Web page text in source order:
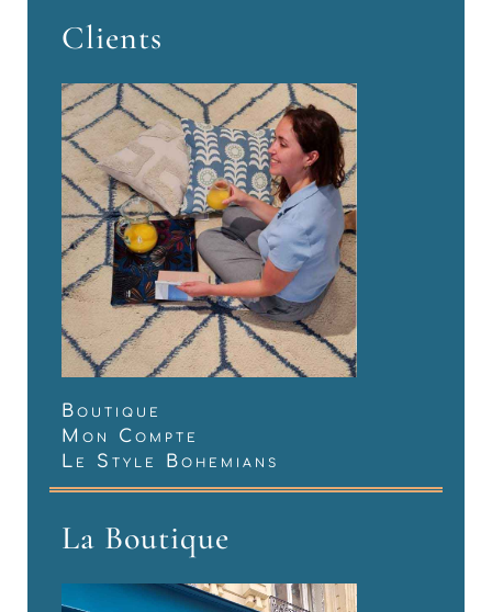
Clients
Boutique
Mon Compte
Le Style Bohemians
La Boutique